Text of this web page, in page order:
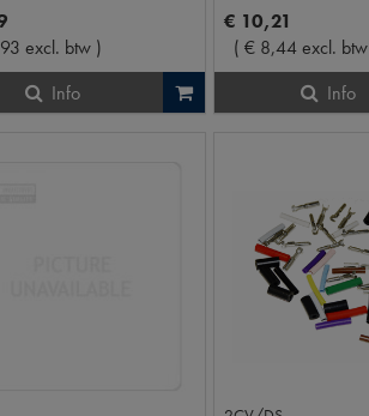
93 excl. btw )
Info
€ 10,21
( € 8,44excl. btw
Info